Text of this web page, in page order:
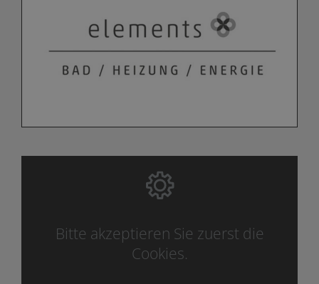
Bitte akzeptieren Sie zuerst die
Cookies.